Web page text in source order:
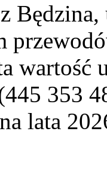
353
lata